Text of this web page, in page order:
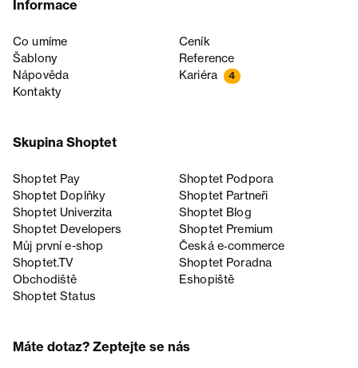
Informace
Co umíme
Ceník
Šablony
Reference
Nápověda
Kariéra 4
Kontakty
Skupina Shoptet
Shoptet Pay
Shoptet Podpora
Shoptet Doplňky
Shoptet Partneři
Shoptet Univerzita
Shoptet Blog
Shoptet Developers
Shoptet Premium
Můj první e-shop
Česká e‑commerce
Shoptet.TV
Shoptet Poradna
Obchodiště
Eshopiště
Shoptet Status
Máte dotaz? Zeptejte se nás